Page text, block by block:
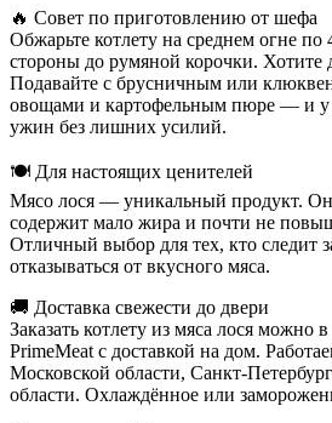
🔥 Совет по приготовлению от шефа
Обжарьте котлету на среднем огне
стороны до румяной корочки. Хотите
Подавайте с брусничным или
овощами и картофельным пюре — и у
ужин без лишних усилий.
🍽 Для настоящих ценителей
Мясо лося — уникальный продукт.
содержит мало жира и почти не
Отличный выбор для тех, кто следит
отказываться от вкусного мяса.
🚚 Доставка свежести до двери
Заказать котлету из мяса лося можно
PrimeMeat с доставкой на дом.
Московской области, Санкт-
области. Охлаждённое или